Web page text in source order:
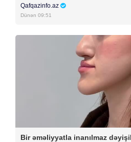
Qafqazinfo.az
Dünən 09:51
Bir əməliyyatla inanılmaz